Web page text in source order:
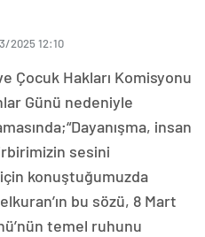
2025 12:10
Çocuk Hakları Komisyonu
Günü nedeniyle
insan
sesini
konuştuğumuzda
bu sözü, 8 Mart
temel ruhunu